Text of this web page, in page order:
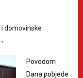
i domovinske
Povodom
Dana pobjede